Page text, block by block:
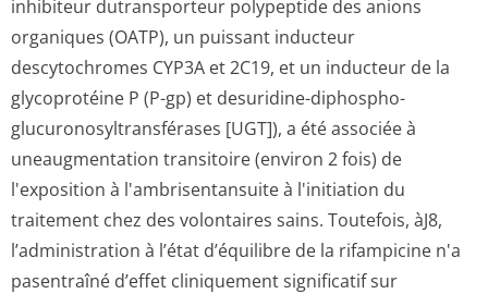
inhibiteur dutransporteur polypeptide des anions
organiques (OATP), un puissant inducteur
descytochromes CYP3A et 2C19, et un inducteur de la
glycoprotéine P (P-gp) et desuridine-diphospho-
glucuronosyltran­sférases [UGT]), a été associée à
uneaugmentation transitoire (environ 2 fois) de
l'exposition à l'ambrisentansuite à l'initiation du
traitement chez des volontaires sains. Toutefois, àJ8,
l’administration à l’état d’équilibre de la rifampicine n'a
pasentraîné d’effet cliniquement significatif sur